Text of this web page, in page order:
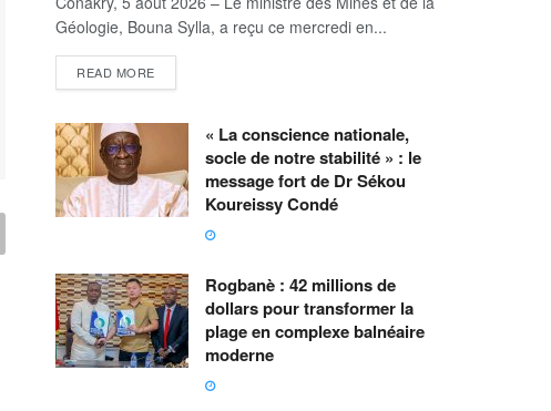
Géologie, Bouna Sylla, a reçu ce mercredi en...
READ MORE
« La conscience nationale,
socle de notre stabilité » : le
message fort de Dr Sékou
Koureissy Condé
Rogbanè : 42 millions de
dollars pour transformer la
plage en complexe balnéaire
moderne